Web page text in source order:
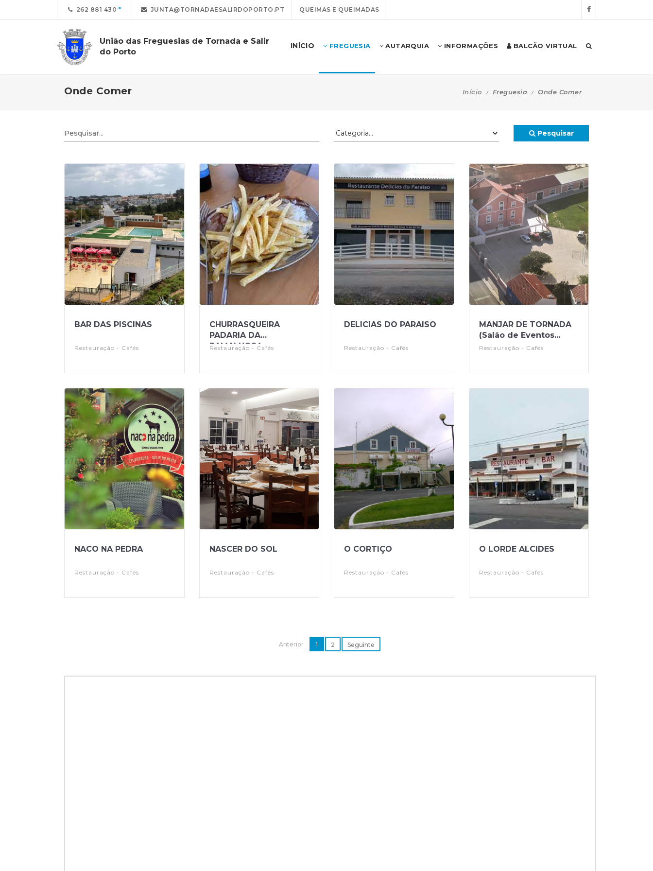
262 881 430 JUNTA@TORNADAESALIRDOPORTO.PT QUEIMAS E QUEIMADAS
União das Freguesias de Tornada e Salir
do Porto
INÍCIO FREGUESIA AUTARQUIA INFORMAÇÕES BALCÃO VIRTUAL
Onde Comer Início Freguesia Onde Comer
Pesquisar
BAR DAS PISCINAS
Restauração - Cafés
CHURRASQUEIRA
PADARIA DA
RAMALHOSA
Restauração - Cafés
DELICIAS DO PARAISO
Restauração - Cafés
MANJAR DE TORNADA
(Salão de Eventos...
Restauração - Cafés
NACO NA PEDRA
Restauração - Cafés
NASCER DO SOL
Restauração - Cafés
O CORTIÇO
Restauração - Cafés
O LORDE ALCIDES
Restauração - Cafés
Anterior 1 2 Seguinte